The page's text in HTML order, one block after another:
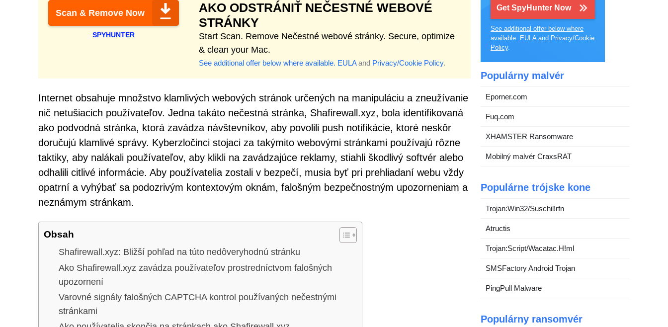
Scan & Remove Now
SPYHUNTER
AKO ODSTRÁNIŤ NEČESTNÉ WEBOVÉ
STRÁNKY
Start Scan. Remove Nečestné webové stránky. Secure, optimize
& clean your Mac.
See additional offer below where available. EULAand Privacy/Cookie Policy.
Internet obsahuje množstvo klamlivých webových stránok určených na manipuláciu a zneužívanie
nič netušiacich používateľov. Jedna takáto nečestná stránka, Shafirewall.xyz, bola identifikovaná
ako podvodná stránka, ktorá zavádza návštevníkov, aby povolili push notifikácie, ktoré neskôr
doručujú klamlivé správy. Kyberzločinci stojaci za takýmito webovými stránkami používajú rôzne
taktiky, aby nalákali používateľov, aby klikli na zavádzajúce reklamy, stiahli škodlivý softvér alebo
odhalili citlivé informácie. Aby používatelia zostali v bezpečí, musia byť pri prehliadaní webu vždy
opatrní a vyhýbať sa podozrivým kontextovým oknám, falošným bezpečnostným upozorneniam a
neznámym stránkam.
Obsah
Shafirewall.xyz: Bližší pohľad na túto nedôveryhodnú stránku
Ako Shafirewall.xyz zavádza používateľov prostredníctvom falošných
upozornení
Varovné signály falošných CAPTCHA kontrol používaných nečestnými
stránkami
Get SpyHunter Now
See additional offer below where
available. EULAand Privacy/Cookie
Policy.
Populárny malvér
Eporner.com
Fuq.com
XHAMSTER Ransomware
Mobilný malvér CraxsRAT
Populárne trójske kone
Trojan:Win32/Suschil!rfn
Atructis
Trojan:Script/Wacatac.H!ml
SMSFactory Android Trojan
PingPull Malware
Populárny ransomvér